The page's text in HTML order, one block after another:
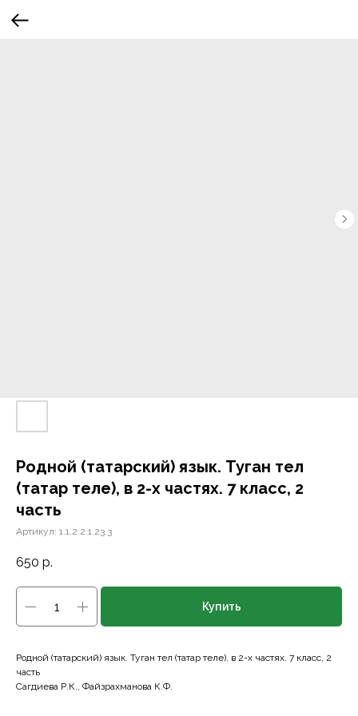
Родной (татарский) язык. Туган тел
(татар теле), в 2-х частях. 7 класс, 2
часть
Артикул: 1.1.2.2.1.23.3
650 р.
Купить
Родной (татарский) язык. Туган тел (татар теле), в 2-х частях. 7 класс, 2
часть
Сагдиева Р.К., Файзрахманова К.Ф.